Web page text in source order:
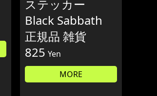
ステッカー
Black Sabbath
正規品 雑貨
825 Yen
MORE